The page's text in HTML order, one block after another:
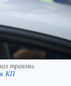
травмы.
КП